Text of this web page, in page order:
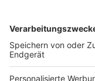
TOP-VEREINE